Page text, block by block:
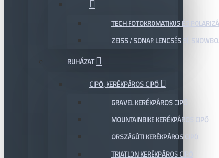
TECH FOTOKROMATIKUS ÉS
ZEISS / SONAR LENCSÉS SÍ,
RUHÁZAT
CIPŐ, KERÉKPÁROS CIPŐ
GRAVEL KERÉKPÁROS CIPŐ
MOUNTAINBIKE KERÉKPÁROS CIPŐ
ORSZÁGÚTI KERÉKPÁROS CIPŐ
TRIATLON KERÉKPÁROS CIPŐ